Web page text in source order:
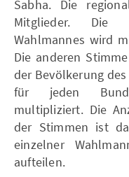
Sabha. Die
Mitglieder. Die
Wahlmannes wird
Die anderen
der Bevölkerung
für jeden
multipliziert. Die
der Stimmen ist
einzelner
aufteilen.